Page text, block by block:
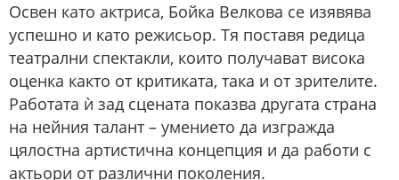
Освен като актриса, Бойка Велкова се изявява
успешно и като режисьор. Тя поставя редица
театрални спектакли, които получават висока
оценка както от критиката, така и от зрителите.
Работата ѝ зад сцената показва другата страна
на нейния талант – умението да изгражда
цялостна артистична концепция и да работи с
актьори от различни поколения.